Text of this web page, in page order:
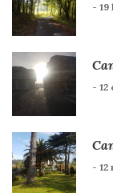
- 19
- 12
- 12